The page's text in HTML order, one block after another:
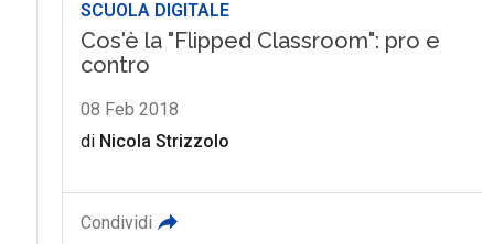
SCUOLA DIGITALE
Cos'è la "Flipped Classroom": pro e
contro
08 Feb 2018
di Nicola Strizzolo
Condividi